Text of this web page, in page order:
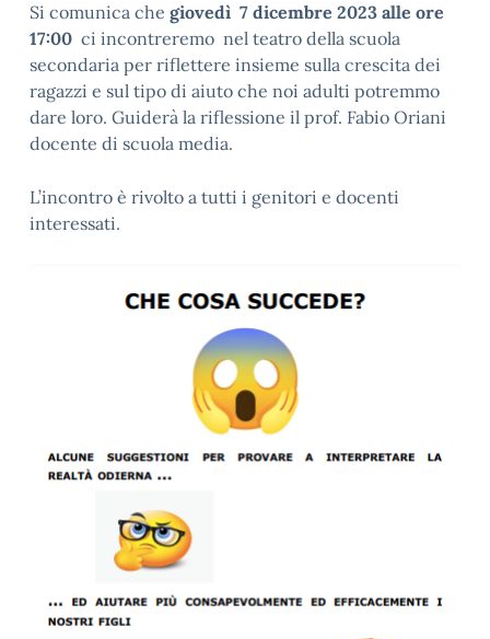
Si comunica che giovedì 7 dicembre 2023 alle ore
17:00 ci incontreremo nel teatro della scuola
secondaria per riflettere insieme sulla crescita dei
ragazzi e sul tipo di aiuto che noi adulti potremmo
dare loro. Guiderà la riflessione il prof. Fabio Oriani
docente di scuola media.
L’incontro è rivolto a tutti i genitori e docenti
interessati.